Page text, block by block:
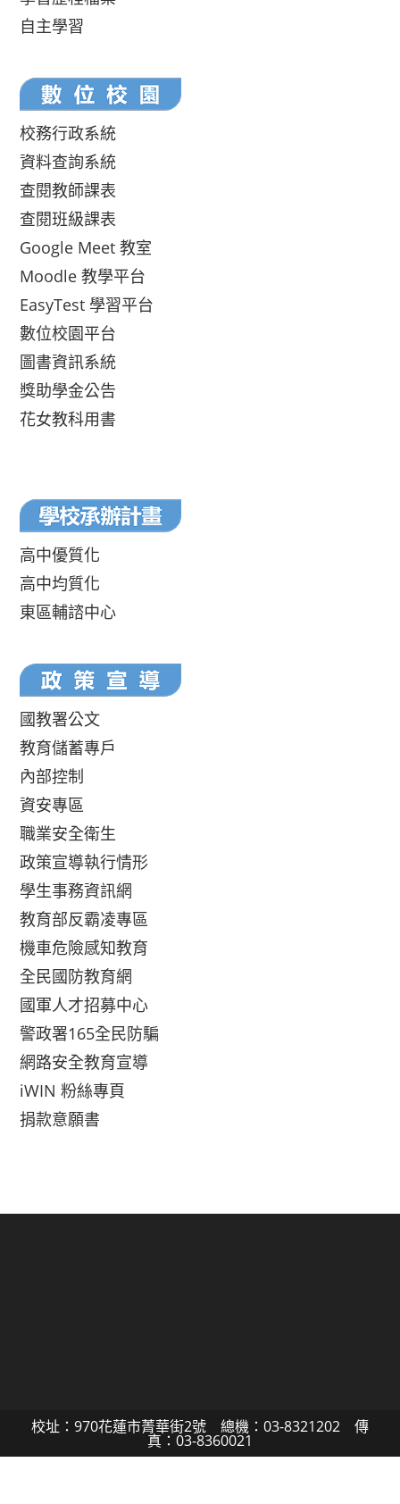
自主學習
校務行政系統
資料查詢系統
查閱教師課表
查閱班級課表
Google Meet 教室
Moodle 教學平台
EasyTest 學習平台
數位校園平台
圖書資訊系統
獎助學金公告
花女教科用書
高中優質化
高中均質化
東區輔諮中心
國教署公文
教育儲蓄專戶
內部控制
資安專區
職業安全衛生
政策宣導執行情形
學生事務資訊網
教育部反霸凌專區
機車危險感知教育
全民國防教育網
國軍人才招募中心
警政署165全民防騙
網路安全教育宣導
iWIN 粉絲專頁
捐款意願書
校址：970花蓮市菁華街2號 總機：03-8321202 傳
真：03-8360021